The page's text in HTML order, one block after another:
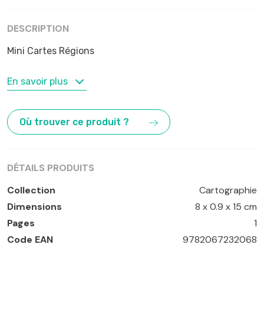
DESCRIPTION
Mini Cartes Régions
MOTS-CLÉS
Le Mont-St-Michel
Rouen
En savoir plus
Où trouver ce produit ?
DÉTAILS PRODUITS
Collection
Cartographie
Dimensions
8 x 0.9 x 15 cm
Pages
1
Code EAN
9782067232068